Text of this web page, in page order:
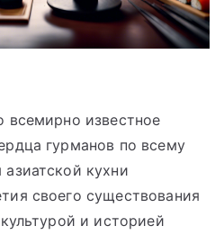
всемирно известное
гурманов по всему
кухни
своего существования
и историей